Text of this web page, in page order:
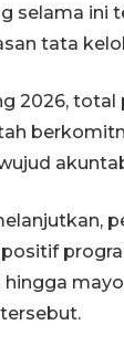
selama ini
tata
2026, total